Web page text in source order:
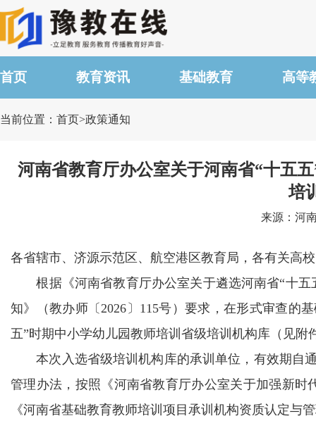
首页 教育资讯 基础教育 高等
当前位置：首页>政策通知
河南省教育厅办公室关于河南省“十五
培
来源：河
各省辖市、济源示范区、航空港区教育局，各有关高
根据《河南省教育厅办公室关于遴选河南省“十五
知》（教办师〔2026〕115号）要求，在形式审查的
五”时期中小学幼儿园教师培训省级培训机构库（见附
本次入选省级培训机构库的承训单位，有效期自通
管理办法，按照《河南省教育厅办公室关于加强新时
《河南省基础教育教师培训项目承训机构资质认定与